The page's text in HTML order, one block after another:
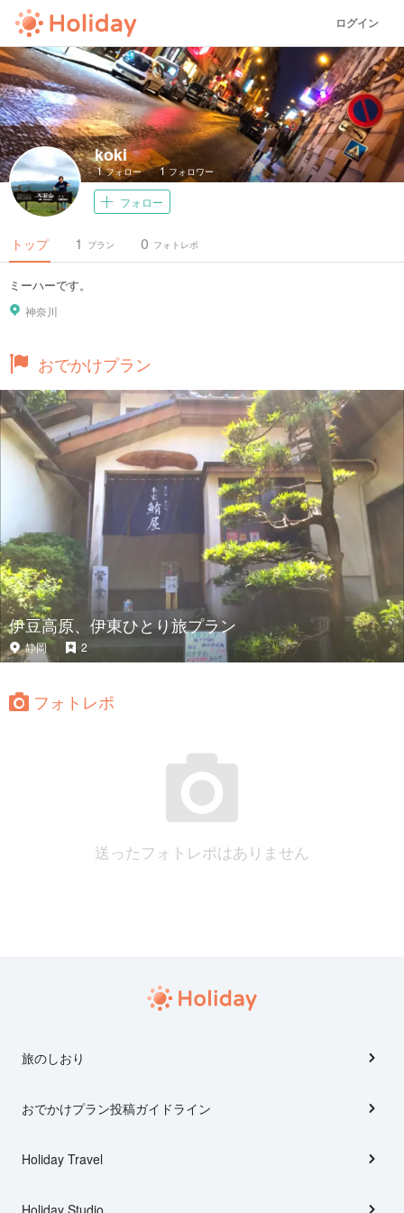
ログイン
koki
1フォロー 1フォロワー
フォロー
トップ プラン
1 フォトレポ
0
ミーハーです。
神奈川
おでかけプラン
伊豆高原、伊東ひとり旅プラン
静岡 2
フォトレポ
送ったフォトレポはありません
旅のしおり
おでかけプラン投稿ガイドライン
Holiday Travel